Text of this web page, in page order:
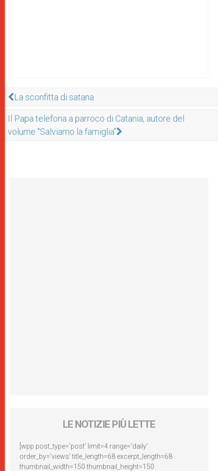
La sconfitta di satana
Il Papa telefona a parroco di Catania, autore del
volume "Salviamo la famiglia"
LE NOTIZIE PIÙ LETTE
[wpp post_type='post' limit=4 range='daily'
order_by='views' title_length=68 excerpt_length=68
thumbnail_width=150 thumbnail_height=150